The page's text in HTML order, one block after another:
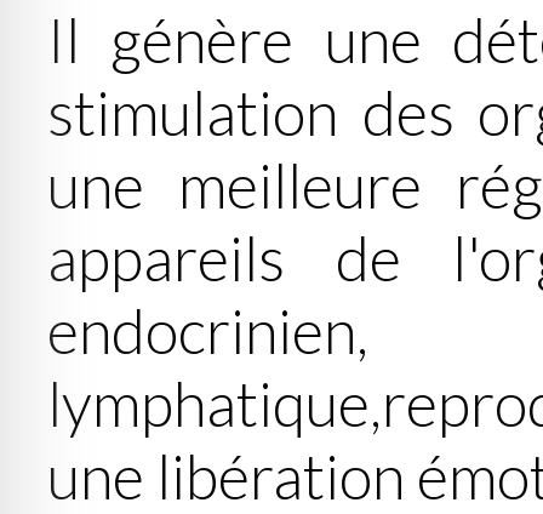
Il génère une
stimulation des
une meilleure
appareils de
une libération